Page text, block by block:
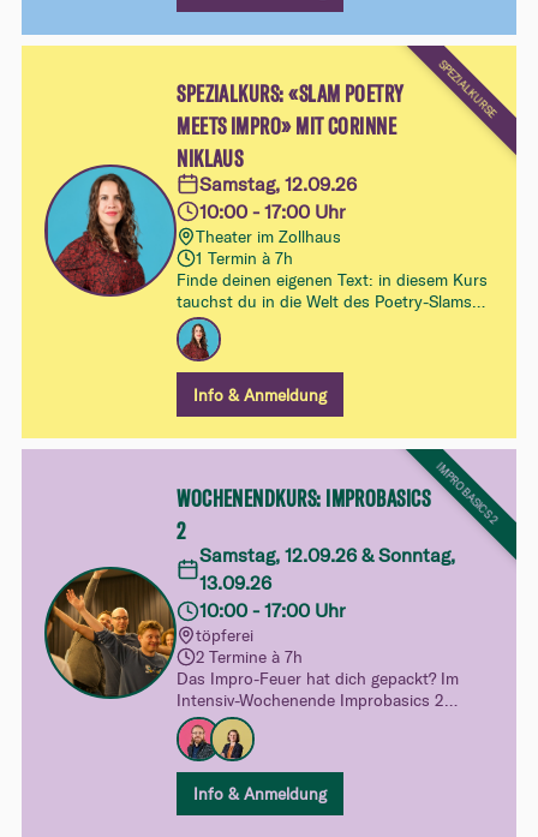
Handlungsspielraum in Gesprächen,
Verhandlungen und zwischenmenschlichen
SPEZIALKURSE
SPEZIALKURS: «SLAM POETRY
MEETS IMPRO» MIT CORINNE
NIKLAUS
Samstag, 12.09.26
10:00 - 17:00 Uhr
Theater im Zollhaus
1 Termin à 7h
Finde deinen eigenen Text: in diesem Kurs
tauchst du in die Welt des Poetry-Slams
ein und lernst mithilfe der Improvisation zu
schreiben
Info & Anmeldung
IMPROBASICS 2
WOCHENENDKURS: IMPROBASICS
2
Samstag, 12.09.26 & Sonntag,
13.09.26
10:00 - 17:00 Uhr
töpferei
2 Termine à 7h
Das Impro-Feuer hat dich gepackt? Im
Intensiv-Wochenende Improbasics 2
vertiefst du dein Spiel und entdeckst mit
Figuren, Emotionen und Status neue
Facetten des Improtheaters. Mehr
Sicherheit, mehr Freiheit und noch mehr
Info & Anmeldung